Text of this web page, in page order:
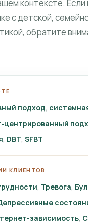
контексте. Если
с детской,
обратите
подход
DBT SFBT
КЛИЕНТОВ
Тревога
зависимость